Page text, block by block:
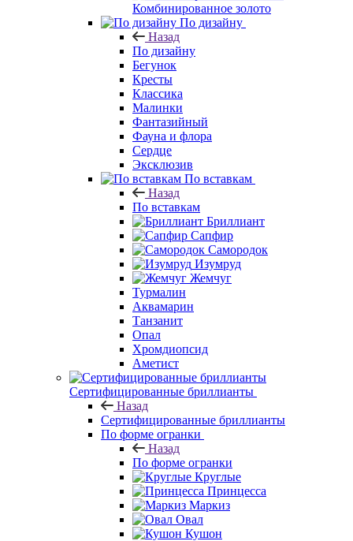
Комбинированное золото
По дизайну
Назад
По дизайну
Бегунок
Кресты
Классика
Малинки
Фантазийный
Фауна и флора
Сердце
Эксклюзив
По вставкам
Назад
По вставкам
Бриллиант
Сапфир
Самородок
Изумруд
Жемчуг
Турмалин
Аквамарин
Танзанит
Опал
Хромдиопсид
Аметист
Сертифицированные бриллианты
Назад
Сертифицированные бриллианты
По форме огранки
Назад
По форме огранки
Круглые
Принцесса
Маркиз
Овал
Кушон